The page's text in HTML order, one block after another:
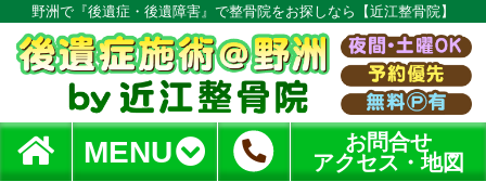
野洲で『後遺症・後遺障害』で整骨院をお探しなら【近江整骨院】
MENU
お問合せ
アクセス・地図